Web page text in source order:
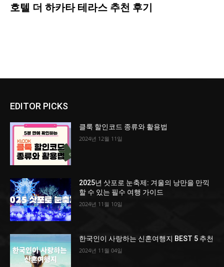
호텔 더 하카타 테라스 추천 후기
EDITOR PICKS
클룩 할인코드 종류와 활용법
2024년 12월 11일
2025년 삿포로 눈축제: 겨울의 낭만을 만끽
할 수 있는 필수 여행 가이드
2024년 11월 10일
한국인이 사랑하는 신혼여행지 BEST 5 추천
2024년 11월 04일